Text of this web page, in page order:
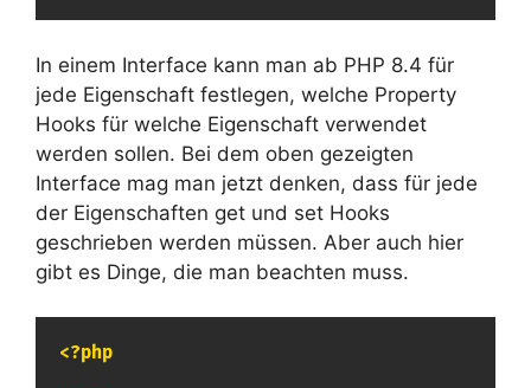
In einem Interface kann man ab PHP 8.4 für
jede Eigenschaft festlegen, welche Property
Hooks für welche Eigenschaft verwendet
werden sollen. Bei dem oben gezeigten
Interface mag man jetzt denken, dass für jede
der Eigenschaften get und set Hooks
geschrieben werden müssen. Aber auch hier
gibt es Dinge, die man beachten muss.
<?php